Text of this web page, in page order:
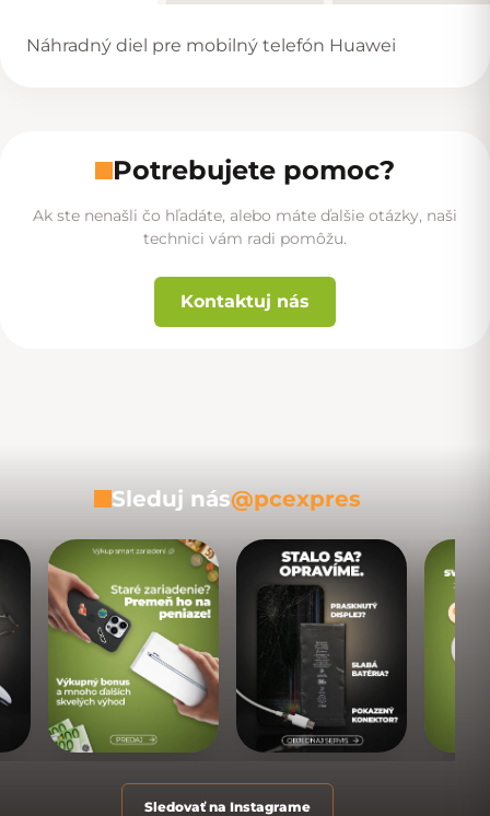
Náhradný diel pre mobilný telefón Huawei
Potrebujete pomoc?
Ak ste nenašli čo hľadáte, alebo máte ďalšie otázky, naši
technici vám radi pomôžu.
Kontaktuj nás
Sleduj nás@pcexpres
Sledovať na Instagrame